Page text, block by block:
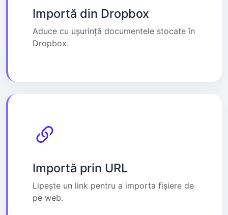
Importă din Dropbox
Aduce cu ușurință documentele stocate în
Dropbox.
Importă prin URL
Lipește un link pentru a importa fișiere de
pe web.